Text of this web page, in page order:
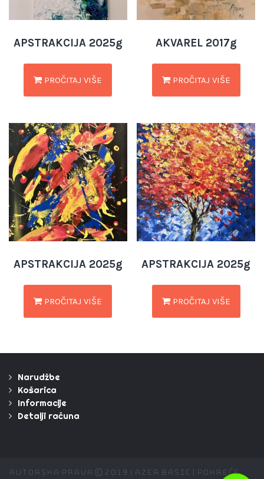
APSTRAKCIJA 2025g
PROČITAJ VIŠE
AKVAREL 2017g
PROČITAJ VIŠE
APSTRAKCIJA 2025g
PROČITAJ VIŠE
APSTRAKCIJA 2025g
PROČITAJ VIŠE
Narudžbe
Košarica
Informacije
Detalji računa
Autorska prava © 2019 | Azer Basic | Pokreće